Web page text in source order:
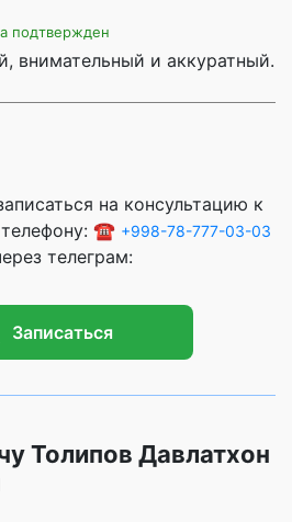
подтвержден
внимательный и аккуратный.
на консультацию к
☎️ +998-78-777-03-03
телеграм:
Записаться
Толипов Давлатхон